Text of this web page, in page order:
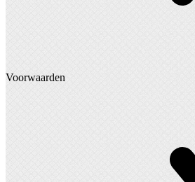
Voorwaarden